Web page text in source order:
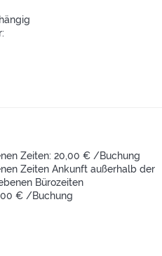
Zeiten: 20,00 € /Buchung
Zeiten Ankunft außerhalb der
Bürozeiten
€ /Buchung